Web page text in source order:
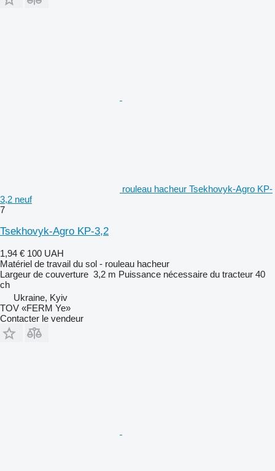
rouleau hacheur Tsekhovyk-Agro KP-
3,2 neuf
7
Tsekhovyk-Agro KP-3,2
1,94 € 100 UAH
Matériel de travail du sol - rouleau hacheur
Largeur de couverture 3,2 m Puissance nécessaire du tracteur 40
ch
Ukraine, Kyiv
TOV «FERM Ye»
Contacter le vendeur